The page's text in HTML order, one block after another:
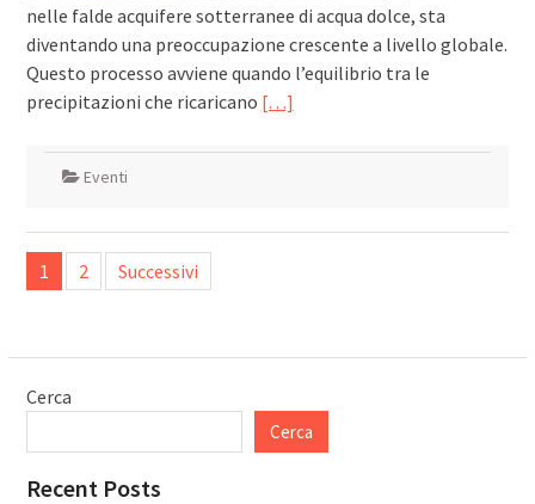
nelle falde acquifere sotterranee di acqua dolce, sta
diventando una preoccupazione crescente a livello globale.
Questo processo avviene quando l’equilibrio tra le
precipitazioni che ricaricano […]
Eventi
Paginazione
degli
1 2 Successivi
Cerca
Cerca
Recent Posts